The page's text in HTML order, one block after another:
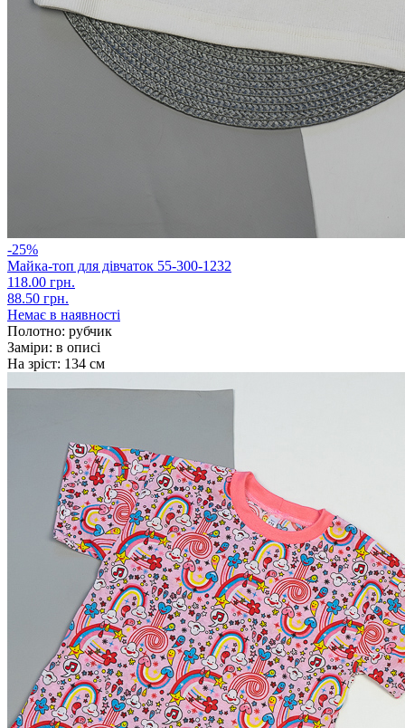
-25%
Майка-топ для дівчаток 55-300-1232
118.00 грн.
88.50 грн.
Немає в наявності
Полотно: рубчик
Заміри: в описі
На зріст: 134 см